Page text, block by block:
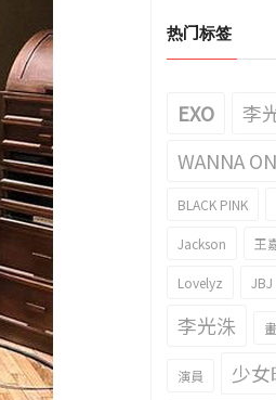
热门标签
EXO 李
WANNA
BLACK PINK
Jackson 王
Lovelyz JBJ
李光洙
演員 少